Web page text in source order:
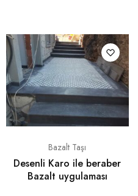
Bazalt Taşı
Desenli Karo ile beraber
Bazalt uygulaması